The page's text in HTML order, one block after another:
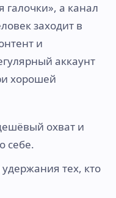
галочки», а канал
заходит в
и
аккаунт
хорошей
охват и
себе.
тех, кто